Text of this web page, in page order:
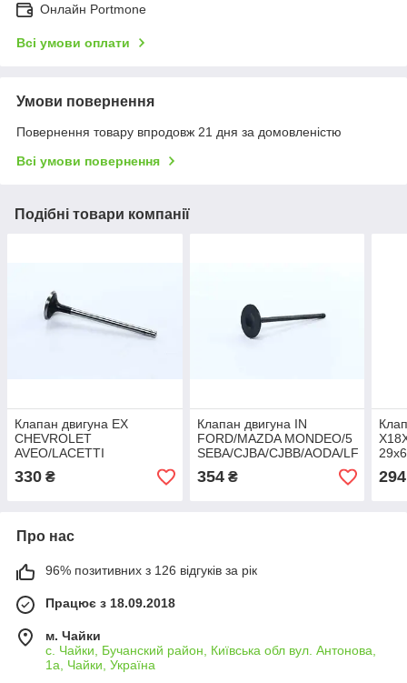
Онлайн Portmone
Всі умови оплати
Умови повернення
Повернення товару впродовж 21 дня за домовленістю
Всі умови повернення
Подібні товари компанії
Клапан двигуна EX
CHEVROLET
AVEO/LACETTI
F14D5/F16D3
27.3X6X101.3 (вир-во AE),
330 ₴
Клапан двигуна IN
FORD/MAZDA MONDEO/5
SEBA/CJBA/CJBB/AODA/LF
35X5.5X103.4 (вир-во AE),
арт.V98032
354₴ 294
Про нас
96% позитивних з 126 відгуків за рік
Працює з 18.09.2018
м. Чайки
с. Чайки, Бучанский район, Київська обл вул. Антонова,
1а, Чайки, Україна